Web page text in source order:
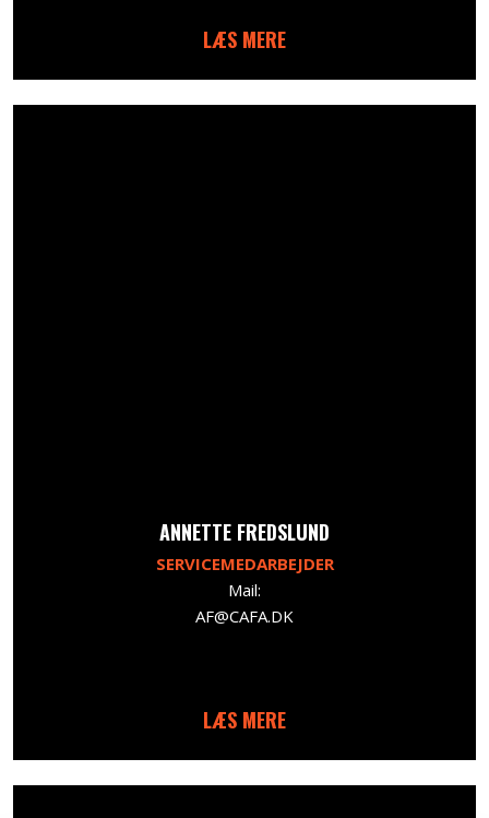
LÆS MERE
​ANNETTE FREDSLUND
SERVICEMEDARBEJDER
Mail:
AF@CAFA.DK
LÆS MERE